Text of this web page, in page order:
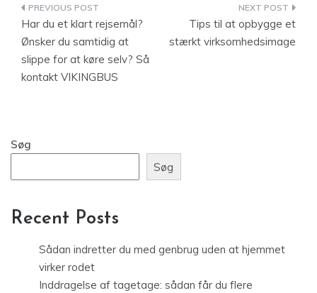
Indlægsnavigation
Har du et klart rejsemål?
Ønsker du samtidig at
slippe for at køre selv? Så
kontakt VIKINGBUS
Tips til at opbygge et
stærkt virksomhedsimage
Søg
Søg
Recent Posts
Sådan indretter du med genbrug uden at hjemmet
virker rodet
Inddragelse af tagetage: sådan får du flere